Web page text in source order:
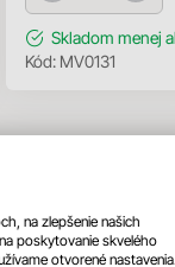
Skladom menej
Kód: MV0131
na zlepšenie našich
poskytovanie skvelého
otvorené nastavenia.